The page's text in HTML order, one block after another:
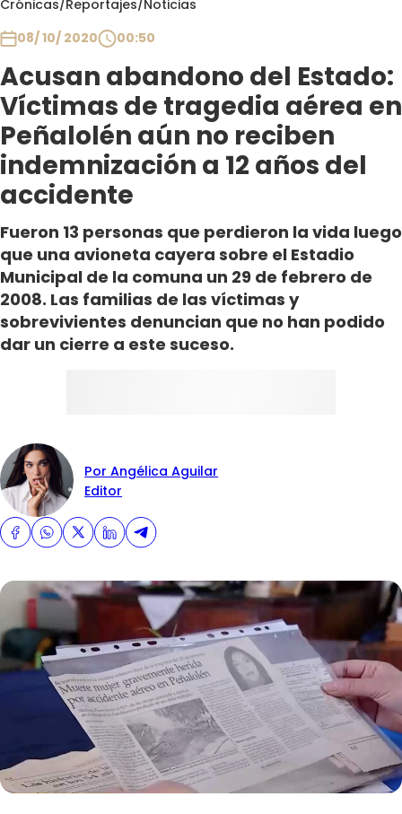
Crónicas/Reportajes/Noticias
08/ 10/ 2020
00:50
Acusan abandono del Estado:
Víctimas de tragedia aérea en
Peñalolén aún no reciben
indemnización a 12 años del
accidente
Fueron 13 personas que perdieron la vida luego
que una avioneta cayera sobre el Estadio
Municipal de la comuna un 29 de febrero de
2008. Las familias de las víctimas y
sobrevivientes denuncian que no han podido
dar un cierre a este suceso.
Por Angélica Aguilar
Editor
Club De La Comedia
Contigo en Directo
Plan Perfecto
El Tiempo
Sabingo
Todos Los Programas